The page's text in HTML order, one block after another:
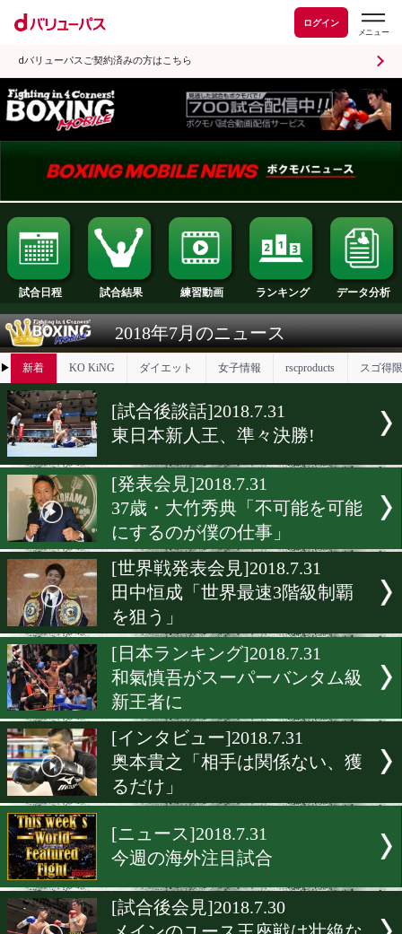
ログイン
dバリューパスご契約済みの方はこちら
試合日程 試合結果 練習動画 ランキング
2018年7月のニュース
▶ 新着 KO KiNG ダイエット 女子情報
[試合後談話]2018.7.31
東日本新人王、準々決勝!
[発表会見]2018.7.31
37歳・大竹秀典「不可能を
にするのが僕の仕事」
[世界戦発表会見]2018.7.31
田中恒成「世界最速3階級
を狙う」
[日本ランキング]2018.7.31
新王者に
[インタビュー]2018.7.31
奥本貴之「相手は関係ない